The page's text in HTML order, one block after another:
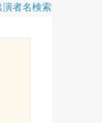
演者名検索